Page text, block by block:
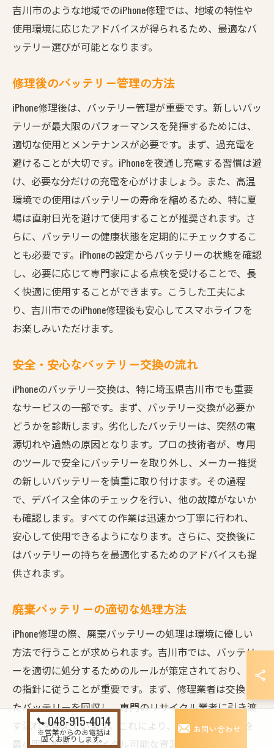
吉川市のような地域でのiPhone修理では、地域の特性や
使用環境に応じたアドバイスが得られるため、最適なバ
ッテリー選びが可能となります。
修理後のバッテリー管理の方法
iPhone修理後は、バッテリー管理が重要です。新しいバッ
テリーが最大限のパフォーマンスを発揮するためには、
適切な使用とメンテナンスが必要です。まず、過充電を
避けることが大切です。iPhoneを夜通し充電する習慣は避
け、必要な分だけの充電を心がけましょう。また、高温
環境での使用はバッテリーの寿命を縮めるため、特に夏
場は直射日光を避けて使用することが推奨されます。さ
らに、バッテリーの健康状態を定期的にチェックするこ
とも必要です。iPhoneの設定からバッテリーの状態を確認
し、必要に応じて専門家による点検を受けることで、長
く快適に使用することができます。こうした工夫によ
り、吉川市でのiPhone修理後も安心してスマホライフを
お楽しみいただけます。
安全・安心なバッテリー交換の流れ
iPhoneのバッテリー交換は、特に埼玉県吉川市でも重要
なサービスの一部です。まず、バッテリー交換が必要か
どうかを診断します。劣化したバッテリーは、突然の電
源切れや過熱の原因となります。プロの技術者が、専用
のツールで安全にバッテリーを取り外し、メーカー推奨
の新しいバッテリーを慎重に取り付けます。その過程
で、デバイス全体のチェックを行い、他の故障がないか
も確認します。すべての作業は迅速かつ丁寧に行われ、
安心して使用できるようになります。さらに、交換後に
はバッテリーの持ちを最適化するためのアドバイスも提
供されます。
廃棄バッテリーの適切な処理方法
iPhone修理の際、廃棄バッテリーの処理は環境に優しい
方法で行うことが求められます。吉川市では、バッテリ
ーを適切に処分するためのルールが策定されており、そ
の指針に従うことが重要です。まず、修理業者は交換し
たバッテリーを回収し、専門のリサイクル業者に引き渡
す流れを整えています。これにより、有害物質の排出を
最小限に抑え、リサイクル可能な資源が再活用されま
048-915-4014
※営業からのお電話は
固くお断りします。
お問い合わせ